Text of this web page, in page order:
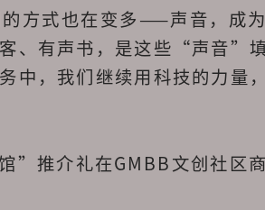
方式也在变多——声音，成
、有声书，是这些“声音”
中，我们继续用科技的力量
推介礼在GMBB文创社区